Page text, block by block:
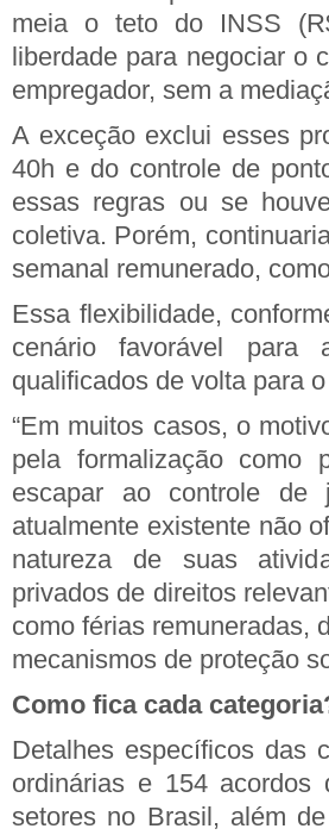
meia o teto do INSS
liberdade para negociar o
empregador, sem a
A exceção exclui esses
40h e do controle de
essas regras ou se
coletiva. Porém,
semanal remunerado,
Essa flexibilidade,
cenário favorável para
qualificados de volta para
“Em muitos casos, o
pela formalização como
escapar ao controle de
atualmente existente não
natureza de suas
privados de direitos
como férias remuneradas,
mecanismos de proteção
Como fica cada
Detalhes específicos das
ordinárias e 154 acordos
setores no Brasil, além